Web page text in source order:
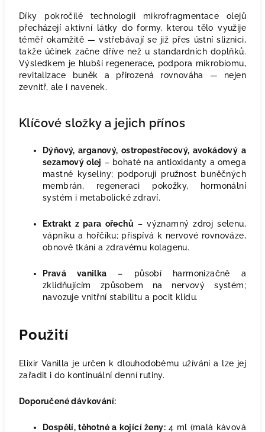
Díky pokročilé technologii mikrofragmentace olejů
přecházejí aktivní látky do formy, kterou tělo využije
téměř okamžitě — vstřebávají se již přes ústní sliznici,
takže účinek začne dříve než u standardních doplňků.
Výsledkem je hlubší regenerace, podpora mikrobiomu,
revitalizace buněk a přirozená rovnováha — nejen
zevnitř, ale i navenek.
Klíčové složky a jejich přínos
Dýňový, arganový, ostropestřecový, avokádový a
sezamový olej – bohaté na antioxidanty a omega
mastné kyseliny; podporují pružnost buněčných
membrán, regeneraci pokožky, hormonální
systém i metabolické zdraví.
Extrakt z para ořechů – významný zdroj selenu,
vápníku a hořčíku; přispívá k nervové rovnováze,
obnově tkání a zdravému kolagenu.
Pravá vanilka – působí harmonizačně a
zklidňujícím způsobem na nervový systém;
navozuje vnitřní stabilitu a pocit klidu.
Použití
Elixir Vanilla je určen k dlouhodobému užívání a lze jej
zařadit i do kontinuální denní rutiny.
Doporučené dávkování:
Dospělí, těhotné a kojící ženy: 4 ml (malá kávová